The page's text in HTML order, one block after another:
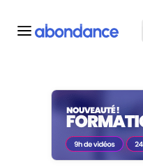
Toutes les actus
Actus SEO
Plateforme